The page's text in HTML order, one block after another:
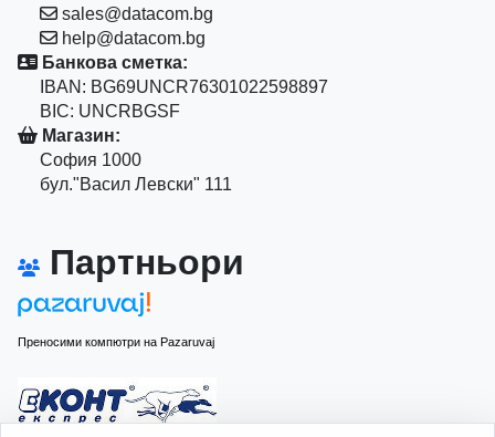
sales@datacom.bg
help@datacom.bg
Банкова сметка:
IBAN: BG69UNCR76301022598897
BIC: UNCRBGSF
Магазин:
София 1000
бул."Васил Левски" 111
Партньори
Преносими компютри на Pazaruvaj